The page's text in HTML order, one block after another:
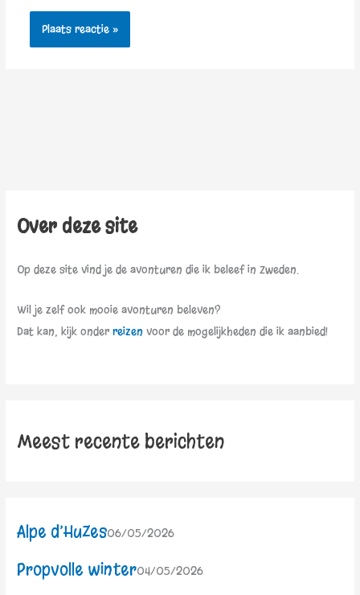
Over deze site
Op deze site vind je de avonturen die ik beleef in Zweden.
Wil je zelf ook mooie avonturen beleven?
Dat kan, kijk onderreizen voor de mogelijkheden die ik aanbied!
Meest recente berichten
Alpe d’HuZes06/05/2026
Propvolle winter04/05/2026